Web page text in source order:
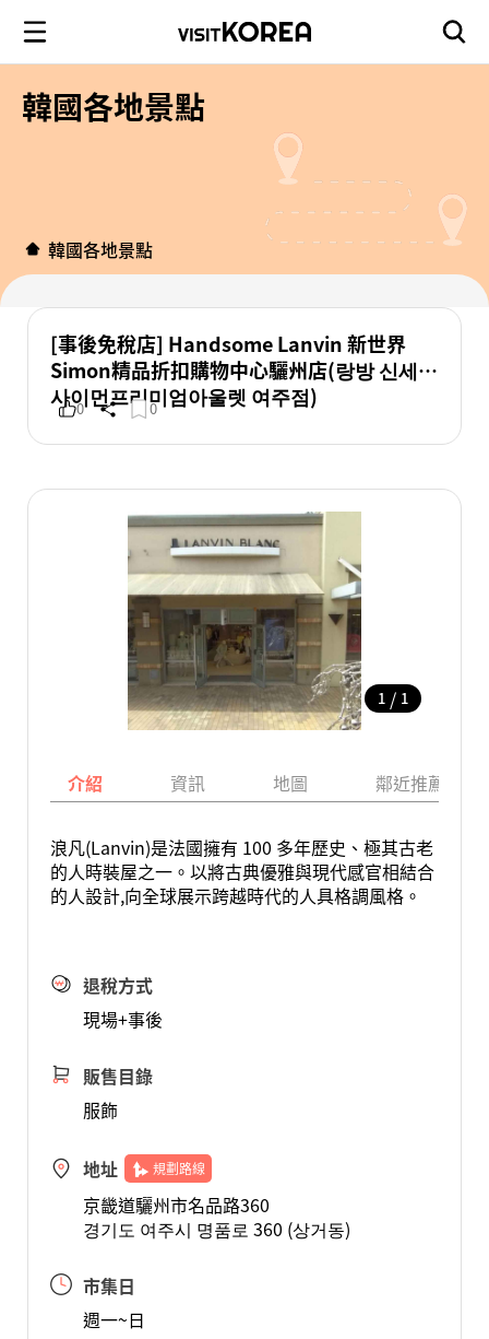
韓國各地景點
韓國各地景點
[事後免稅店] Handsome Lanvin 新世界
Simon精品折扣購物中心驪州店(랑방 신세계
사이먼프리미엄아울렛 여주점)
0 0
1 / 1
介紹 資訊 地圖 鄰近推薦景點
浪凡(Lanvin)是法國擁有 100 多年歷史、極其古老
的人時裝屋之一。以將古典優雅與現代感官相結合
的人設計,向全球展示跨越時代的人具格調風格。
退稅方式
現場+事後
販售目錄
服飾
地址 規劃路線
京畿道驪州市名品路360
경기도 여주시 명품로 360 (상거동)
市集日
週一~日